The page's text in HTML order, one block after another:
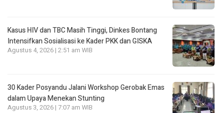
Kasus HIV dan TBC Masih Tinggi, Dinkes Bontang
Intensifkan Sosialisasi ke Kader PKK dan GISKA
Agustus 4, 2026 | 2:51 am WIB
30 Kader Posyandu Jalani Workshop Gerobak Emas
dalam Upaya Menekan Stunting
Agustus 3, 2026 | 7:07 am WIB